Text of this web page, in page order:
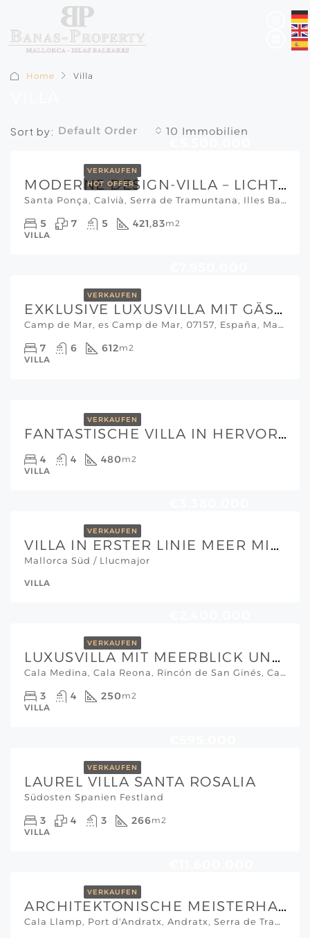
Home Villa
10 Immobilien
Sort by: Default Order
VERKAUFEN
HOT OFFER
MODERNE DESIGN-VILLA – LICHT, ARCHITEKTUR & PRIVATSPHÄRE AUF HÖCHSTEM NIVEAU
Santa Ponça, Calvià, Serra de Tramuntana, Illes Balears, 07180, España, Mallorca Südwesten
5 7 5 421,83m2
VILLA
VERKAUFEN
EXKLUSIVE LUXUSVILLA MIT GÄSTEHAUS IN CAMP DE MAR – MODERNES DESIGN, PRIVATSPHÄRE & MEERBLICK
Camp de Mar, es Camp de Mar, 07157, España, Mallorca Südwesten
7 6 612m2
VILLA
VERKAUFEN
FANTASTISCHE VILLA IN HERVORRAGENDER LAGE FUSSLÄUFIG ZUM STRAND
4 4 480 m2
VILLA
VERKAUFEN
VILLA IN ERSTER LINIE MEER MIT TRAUMHAFTEM BLICK UND SONNENUNTERGÄNGEN UND FERIENVERMIETUNGSLIZENZ
Mallorca Süd / Llucmajor
VILLA
VERKAUFEN
LUXUSVILLA MIT MEERBLICK UND NUR WENIGE METER VOM STRAND ENTFERNT REGION MURCIA
Cala Medina, Cala Reona, Rincón de San Ginés, Cartagena, Campo de Cartagena y Mar Menor, Región de Murcia, España, Südosten Spanien Festland
3 4 250 m2
VILLA
VERKAUFEN
LAUREL VILLA SANTA ROSALIA
Südosten Spanien Festland
3 4 3 266m2
VILLA
VERKAUFEN
ARCHITEKTONISCHE MEISTERHAFTE NEUBAU-VILLA MIT TRAUMMEERBLICK IN CALA LLAMP
Cala Llamp, Port d'Andratx, Andratx, Serra de Tramuntana, Illes Balears, 07157, España, Mallorca Südwesten